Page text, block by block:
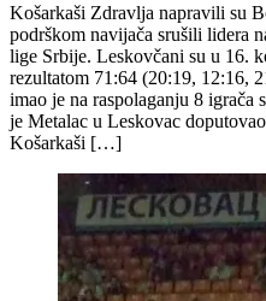
Košarkaši Zdravlja napravili su
podrškom navijača srušili lidera
lige Srbije. Leskovčani su u 16.
rezultatom 71:64 (20:19, 12:16,
imao je na raspolaganju 8 igrača
je Metalac u Leskovac
Košarkaši […]